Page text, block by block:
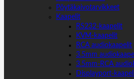
Pöytäkaivotarvikkeet
Kaapelit
RS232-kaapelit
KVM-kaapelit
RCA audiokaapelit
3.5mm
3.5mm-RCA
Displayport-